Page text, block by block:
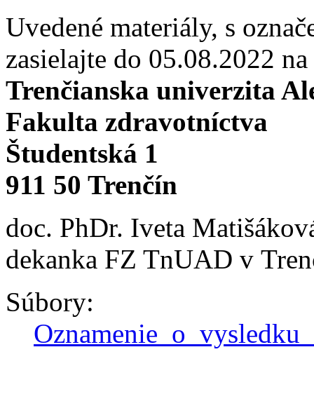
Uvedené materiály, s
zasielajte do 05.08.2022 na
Trenčianska univerzita
Fakulta zdravotníctva
Študentská 1
911 50 Trenčín
doc. PhDr. Iveta
dekanka FZ TnUAD v
Súbory: